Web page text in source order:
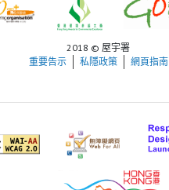
2018 © 屋宇署
重要告示
私隱政策 網頁指南